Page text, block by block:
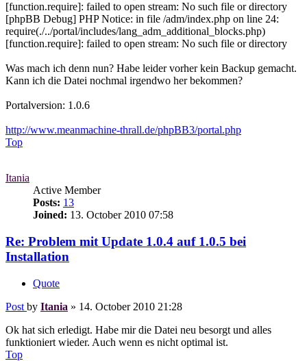
[function.require]: failed to open stream: No such file or directory
[phpBB Debug] PHP Notice: in file /adm/index.php on line 24:
require(./../portal/includes/lang_adm_additional_blocks.php)
[function.require]: failed to open stream: No such file or directory
Was mach ich denn nun? Habe leider vorher kein Backup gemacht.
Kann ich die Datei nochmal irgendwo her bekommen?
Portalversion: 1.0.6
http://www.meanmachine-thrall.de/phpBB3/portal.php
Top
Itania
Active Member
Posts: 13
Joined: 13. October 2010 07:58
Re: Problem mit Update 1.0.4 auf 1.0.5 bei
Installation
Quote
Post by Itania » 14. October 2010 21:28
Ok hat sich erledigt. Habe mir die Datei neu besorgt und alles
funktioniert wieder. Auch wenn es nicht optimal ist.
Top